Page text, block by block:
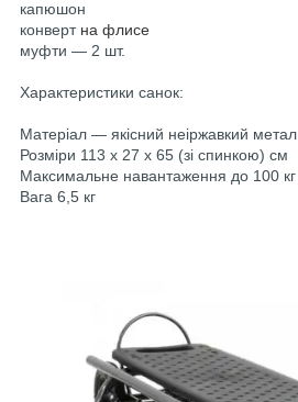
капюшон
конвертна флисе
муфти — 2 шт.
Характеристики санок:
Матеріал — якісний неіржавкий метал
Розміри 113 х 27 х 65 (зі спинкою) см
Максимальне навантаження до 100 кг
Вага 6,5 кг